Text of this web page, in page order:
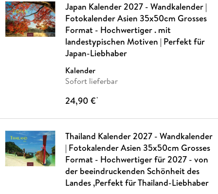
Japan Kalender 2027 - Wandkalender |
Fotokalender Asien 35x50cm Grosses
Format - Hochwertiger . mit
landestypischen Motiven | Perfekt für
Japan-Liebhaber
Kalender
Sofort lieferbar
24,90 €*
Thailand Kalender 2027 - Wandkalender
| Fotokalender Asien 35x50cm Grosses
Format - Hochwertiger für 2027 - von
der beeindruckenden Schönheit des
Landes ,Perfekt für Thailand-Liebhaber